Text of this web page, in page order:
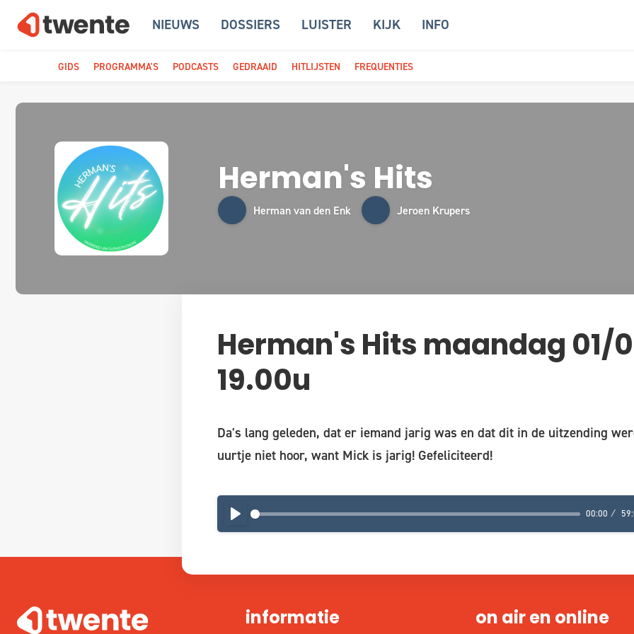
NIEUWS DOSSIERS LUISTER KIJK INFO
GIDS PROGRAMMA'S PODCASTS GEDRAAID HITLIJSTEN FREQUENTIES
Herman's Hits
Herman van den Enk Jeroen Krupers
Herman's Hits maandag 01/
19.00u
Da's lang geleden, dat er iemand jarig was en dat dit in de uitzending
uurtje niet hoor, want Mick is jarig! Gefeliciteerd!
PLAY 00:00
informatie on air en online